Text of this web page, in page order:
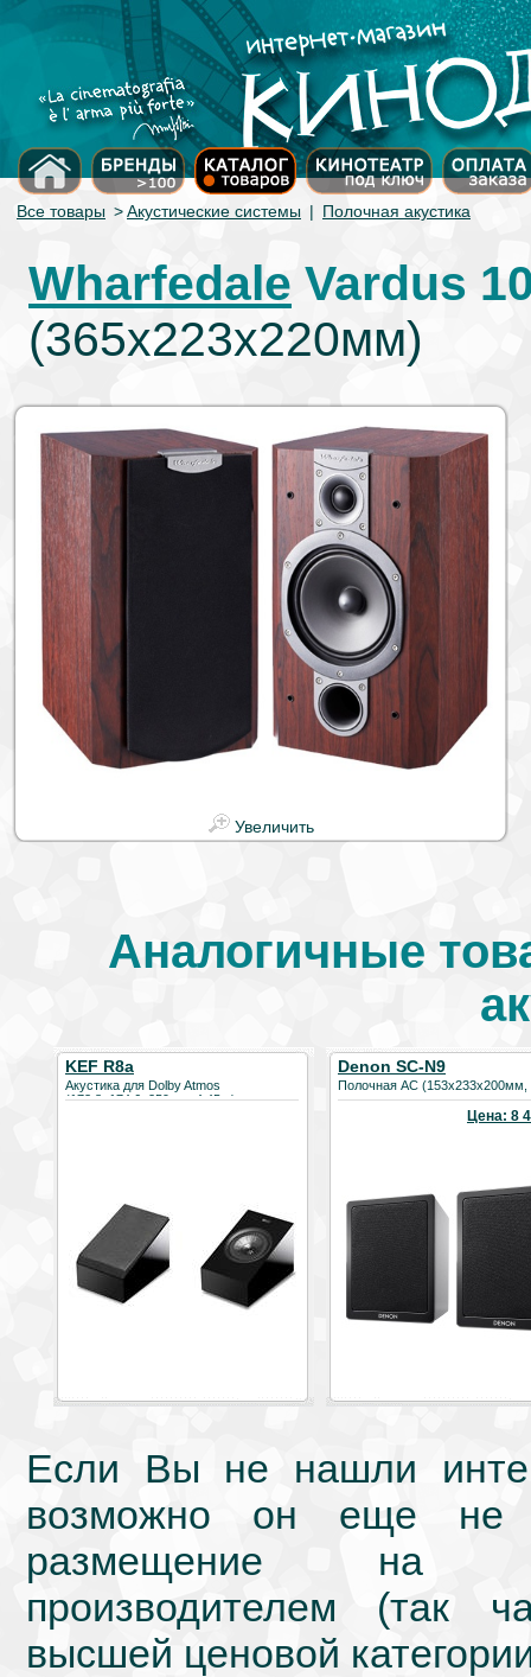
Все товары >Акустические системы | Полочная акустика
Wharfedale Vardus
(365х223х220мм)
Увеличить
Аналогичные
KEF R8a
Акустика для Dolby Atmos
(173.8х174.6х259мм, 4.45кг)
Denon SC-N9
Полочная АС (153х233х200мм,
Цена: 8
Если Вы не нашли
возможно он еще не
размещение на
производителем (так
высшей ценовой